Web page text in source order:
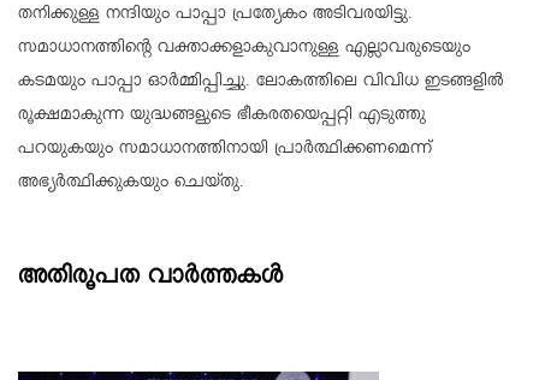
തനിക്കുള്ള നന്ദിയും പാപ്പാ പ്രത്യേകം അടിവരയിട്ടു.
സമാധാനത്തിന്റെ വക്താക്കളാകുവാനുള്ള എല്ലാവരുടെയും
കടമയും പാപ്പാ ഓര്‍മ്മിപ്പിച്ചു. ലോകത്തിലെ വിവിധ ഇടങ്ങളില്‍
രൂക്ഷമാകുന്ന യുദ്ധങ്ങളുടെ ഭീകരതയെപ്പറ്റി എടുത്തു
പറയുകയും സമാധാനത്തിനായി പ്രാര്‍ത്ഥിക്കണമെന്ന്
അഭ്യര്‍ത്ഥിക്കുകയും ചെയ്തു.
അതിരൂപത വാർത്തകൾ